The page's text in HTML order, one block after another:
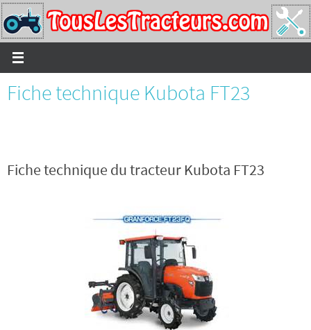
Passer
vers
le
contenu
Fiche technique Kubota FT23
Fiche technique du tracteur Kubota FT23